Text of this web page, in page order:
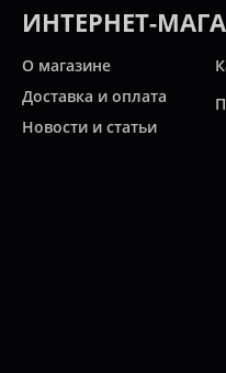
ИНТЕРНЕТ-
О магазине
Доставка и оплата
Новости и статьи